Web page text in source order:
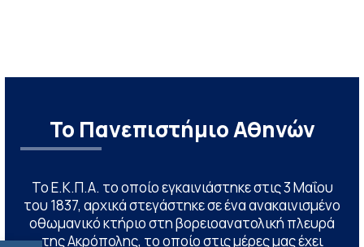
Το Πανεπιστήμιο Αθηνών
Το Ε.Κ.Π.Α. το οποίο εγκαινιάστηκε στις 3 Μαΐου
του 1837, αρχικά στεγάστηκε σε ένα ανακαινισμένο
οθωμανικό κτήριο στη βορειοανατολική πλευρά
της Ακρόπολης, το οποίο στις μέρες μας έχει